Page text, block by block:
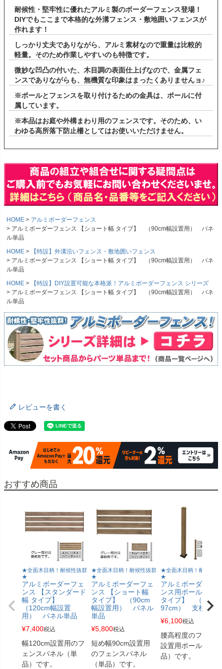
耐候性・堅牢性に優れたアルミ製のボーダーフェンス登場！
DIYでもここまで本格的な外溝フェンス・敷地囲いフェンスが
作れます！
しっかり丈夫でありながら、アルミ素材なので重量は比較的
軽量。そのため作業しやすいのも特徴です。
微妙な凹凸の付いた、木目調の表面仕上げなので、金属フェ
ンスでありながらも、無機質な印象はまったくありませんョ♪
※ポールとフェンスを取り付けるための金具は、ポールに付
属しています。
※本品はお庭や外構まわり用のフェンスです。そのため、い
わゆる高所落下防止柵としてはお使いいただけません。
HOME
アルミボーダーフェンス
アルミボーダーフェンス 【ショート幅 タイプ】 （90cm幅設置用） パネ
ル単品
HOME
【特設】外溝沿いフェンス・敷地囲いフェンス
アルミボーダーフェンス 【ショート幅 タイプ】 （90cm幅設置用） パネ
ル単品
HOME
【特設】DIY設置可能な本格派！アルミボーダーフェンス シリーズ
アルミボーダーフェンス 【ショート幅 タイプ】 （90cm幅設置用） パネ
ル単品
レビューを書く
おすすめ商品
★全面木目柄！耐候性抜群
★
アルミボーダーフェ
ンス 【スタンダード
幅 タイプ】
（120cm幅設置
用） パネル単品
¥7,400税込
幅120cm設置用のフ
ェンスパネル（単
品）です。
★全面木目柄！耐候性抜群
★
アルミボーダーフェ
ンス 【ショート幅
タイプ】 （90cm
幅設置用） パネル
単品
¥5,800税込
短め幅90cm設置用
のフェンスパネル
（単品）です。
★全面木目柄！耐候性抜
★
アルミボーダーフ
ンス用ポール 【ロ
タイプ】 （高さ
97cm） 支柱単品
¥6,100税込
腰高程度のフェン
設置用ポール（単
品）です。